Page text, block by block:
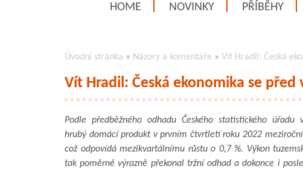
HOME NOVINKY PŘÍBĚHY
Úvodní stránka » Názory a komentáře » Vít Hradil: Česká
Vít Hradil: Česká ekonomika se
Podle předběžného odhadu Českého statistického úřadu
hrubý domácí produkt v prvním čtvrtletí roku 2022
což odpovídá mezikvartálnímu růstu o 0,7 %. Výkon
tak poměrně výrazně překonal tržní odhad a dokonce i